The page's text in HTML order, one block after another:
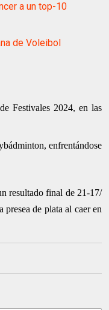
a un top-10
de Voleibol
Festivales 2024, en las
enfrentándose
resultado final de 21-17/
de plata al caer en